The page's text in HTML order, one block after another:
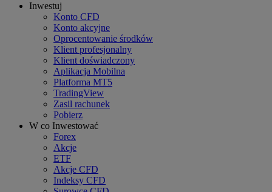
Inwestuj
Konto CFD
Konto akcyjne
Oprocentowanie środków
Klient profesjonalny
Klient doświadczony
Aplikacja Mobilna
Platforma MT5
TradingView
Zasil rachunek
Pobierz
W co Inwestować
Forex
Akcje
ETF
Akcje CFD
Indeksy CFD